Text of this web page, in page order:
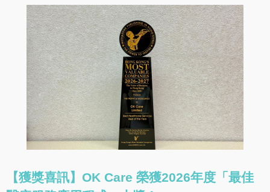
【獲獎喜訊】OK Care 榮獲2026年度「最佳